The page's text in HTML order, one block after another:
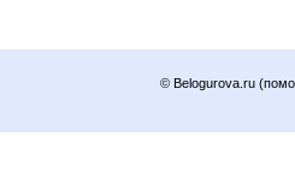
© Belogurova.ru